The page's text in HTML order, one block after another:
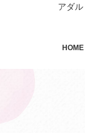
アダ
HOME